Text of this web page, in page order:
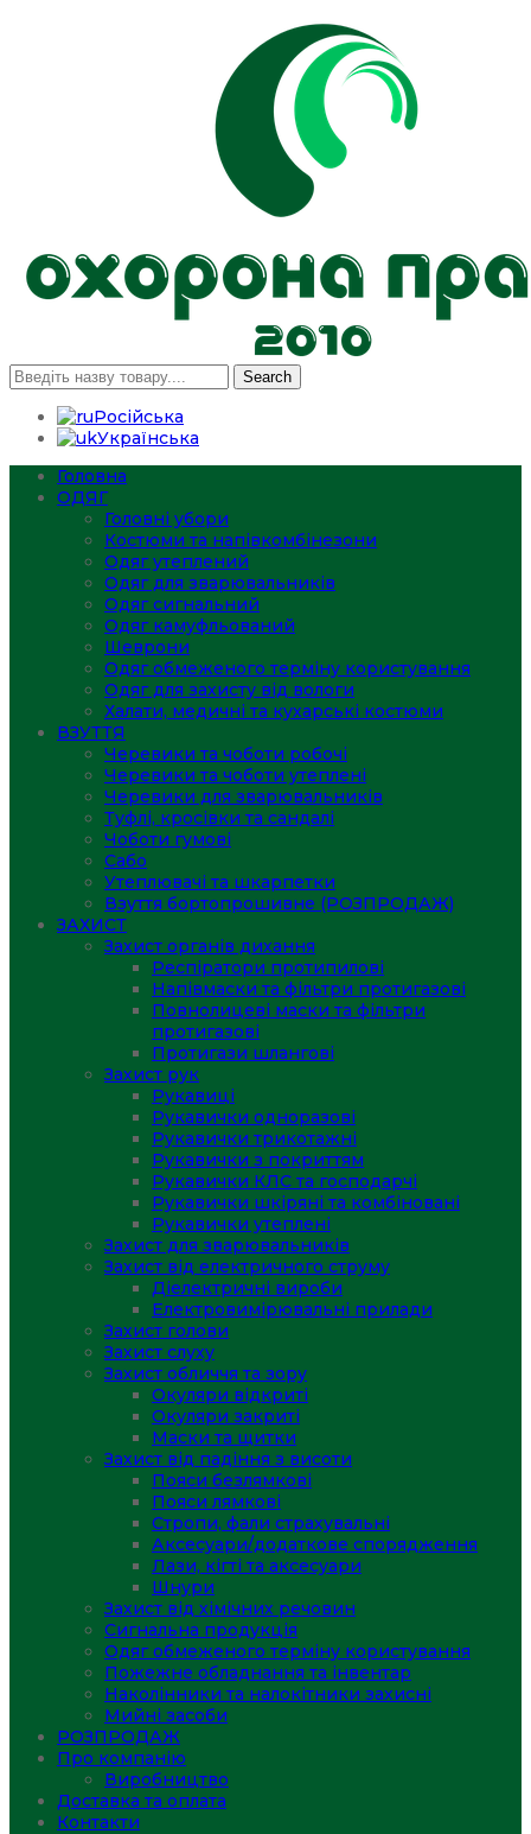
Search
Російська
Українська
Головна
ОДЯГ
Головні убори
Костюми та напівкомбінезони
Одяг утеплений
Одяг для зварювальників
Одяг сигнальний
Одяг камуфльований
Шеврони
Одяг обмеженого терміну користування
Одяг для захисту від вологи
Халати, медичні та кухарські костюми
ВЗУТТЯ
Черевики та чоботи робочі
Черевики та чоботи утеплені
Черевики для зварювальників
Туфлі, кросівки та сандалі
Чоботи гумові
Сабо
Утеплювачі та шкарпетки
Взуття бортопрошивне (РОЗПРОДАЖ)
ЗАХИСТ
Захист органів дихання
Респіратори протипилові
Напівмаски та фільтри протигазові
Повнолицеві маски та фільтри
протигазові
Протигази шлангові
Захист рук
Рукавиці
Рукавички одноразові
Рукавички трикотажні
Рукавички з покриттям
Рукавички КЛС та господарчі
Рукавички шкіряні та комбіновані
Рукавички утеплені
Захист для зварювальників
Захист від електричного струму
Діелектричні вироби
Електровимірювальні прилади
Захист голови
Захист слуху
Захист обличчя та зору
Окуляри відкриті
Окуляри закриті
Маски та щитки
Захист від падіння з висоти
Пояси безлямкові
Пояси лямкові
Стропи, фали страхувальні
Аксесуари/додаткове спорядження
Лази, кігті та аксесуари
Шнури
Захист від хімічних речовин
Сигнальна продукція
Одяг обмеженого терміну користування
Пожежне обладнання та інвентар
Наколінники та налокітники захисні
Мийні засоби
РОЗПРОДАЖ
Про компанію
Виробництво
Доставка та оплата
Контакти